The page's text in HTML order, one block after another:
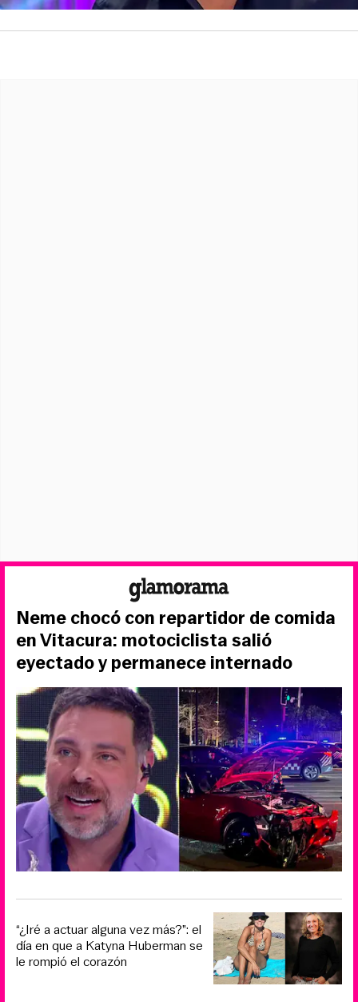
Neme chocó con repartidor de comida
en Vitacura: motociclista salió
eyectado y permanece internado
“¿Iré a actuar alguna vez más?”: el
día en que a Katyna Huberman se
le rompió el corazón